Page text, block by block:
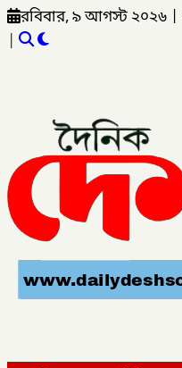
রবিবার, ৯ আগস্ট ২০২৬
|